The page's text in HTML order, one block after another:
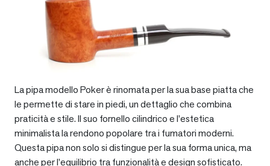
La pipa modello Poker è rinomata per la sua base piatta che
le permette di stare in piedi, un dettaglio che combina
praticità e stile. Il suo fornello cilindrico e l’estetica
minimalista la rendono popolare tra i fumatori moderni.
Questa pipa non solo si distingue per la sua forma unica, ma
anche per l’equilibrio tra funzionalità e design sofisticato.